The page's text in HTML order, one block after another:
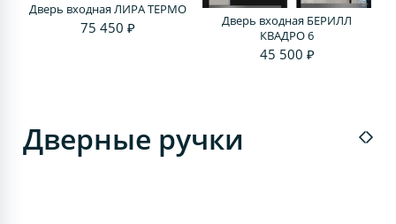
Дверь входная ЛИРА ТЕРМО
75 450 ₽
Дверь входная БЕРИЛЛ
КВАДРО 6
45 500 ₽
Дверные ручки